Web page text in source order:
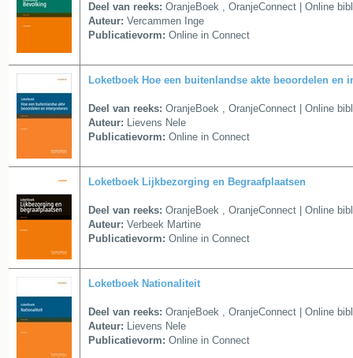
Deel van reeks: OranjeBoek , OranjeConnect | Online
Auteur: Vercammen Inge
Publicatievorm: Online in Connect
Loketboek Hoe een buitenlandse akte beoordelen en
Deel van reeks: OranjeBoek , OranjeConnect | Online
Auteur: Lievens Nele
Publicatievorm: Online in Connect
Loketboek Lijkbezorging en Begraafplaatsen
Deel van reeks: OranjeBoek , OranjeConnect | Online
Auteur: Verbeek Martine
Publicatievorm: Online in Connect
Loketboek Nationaliteit
Deel van reeks: OranjeBoek , OranjeConnect | Online
Auteur: Lievens Nele
Publicatievorm: Online in Connect